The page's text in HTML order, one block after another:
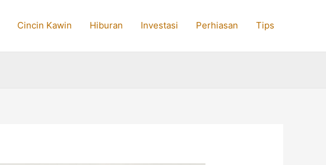
Cincin Kawin Hiburan Investasi Perhiasan Tips